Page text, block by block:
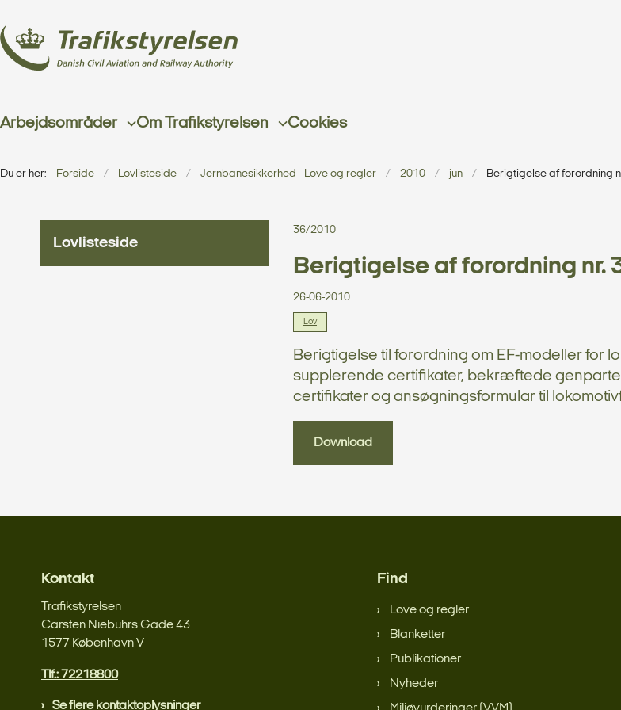
Arbejdsområder Om Trafikstyrelsen Cookies
Du er her: Forside Lovlisteside Jernbanesikkerhed - Love og regler 2010 jun Berigtigelse af forordning
Lovlisteside
36/2010
Berigtigelse af forordning nr.
26-06-2010
Lov
Berigtigelse til forordning om EF-modeller for
supplerende certifikater, bekræftede
certifikater og ansøgningsformular til
Download
Kontakt
Trafikstyrelsen
Carsten Niebuhrs Gade 43
1577 København V
Tlf.: 72218800
Se flere kontaktoplysninger
Find
Love og regler
Blanketter
Publikationer
Nyheder